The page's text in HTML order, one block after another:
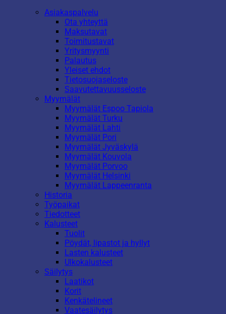
Asiakaspalvelu
Ota yhteyttä
Maksutavat
Toimitustavat
Yritysmyynti
Palautus
Yleiset ehdot
Tietosuojaseloste
Saavutettavuusseloste
Myymälät
Myymälät Espoo Tapiola
Myymälät Turku
Myymälät Lahti
Myymälät Pori
Myymälät Jyväskylä
Myymälät Kouvola
Myymälät Porvoo
Myymälät Helsinki
Myymälät Lappeenranta
Historia
Työpaikat
Tiedotteet
Kalusteet
Tuolit
Pöydät, lipastot ja hyllyt
Lasten kalusteet
Ulkokalusteet
Säilytys
Laatikot
Korit
Kenkätelineet
Vaatesäilytys